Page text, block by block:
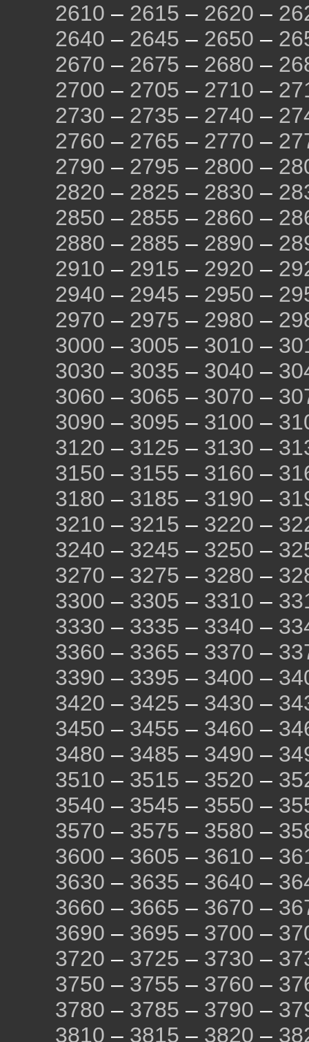
2610 – 2615 – 2620 –
2640 – 2645 – 2650 –
2670 – 2675 – 2680 –
2700 – 2705 – 2710 –
2730 – 2735 – 2740 –
2760 – 2765 – 2770 –
2790 – 2795 – 2800 –
2820 – 2825 – 2830 –
2850 – 2855 – 2860 –
2880 – 2885 – 2890 –
2910 – 2915 – 2920 –
2940 – 2945 – 2950 –
2970 – 2975 – 2980 –
3000 – 3005 – 3010 –
3030 – 3035 – 3040 –
3060 – 3065 – 3070 –
3090 – 3095 – 3100 –
3120 – 3125 – 3130 –
3150 – 3155 – 3160 –
3180 – 3185 – 3190 –
3210 – 3215 – 3220 –
3240 – 3245 – 3250 –
3270 – 3275 – 3280 –
3300 – 3305 – 3310 –
3330 – 3335 – 3340 –
3360 – 3365 – 3370 –
3390 – 3395 – 3400 –
3420 – 3425 – 3430 –
3450 – 3455 – 3460 –
3480 – 3485 – 3490 –
3510 – 3515 – 3520 –
3540 – 3545 – 3550 –
3570 – 3575 – 3580 –
3600 – 3605 – 3610 –
3630 – 3635 – 3640 –
3660 – 3665 – 3670 –
3690 – 3695 – 3700 –
3720 – 3725 – 3730 –
3750 – 3755 – 3760 –
3780 – 3785 – 3790 –
3810 – 3815 – 3820 –